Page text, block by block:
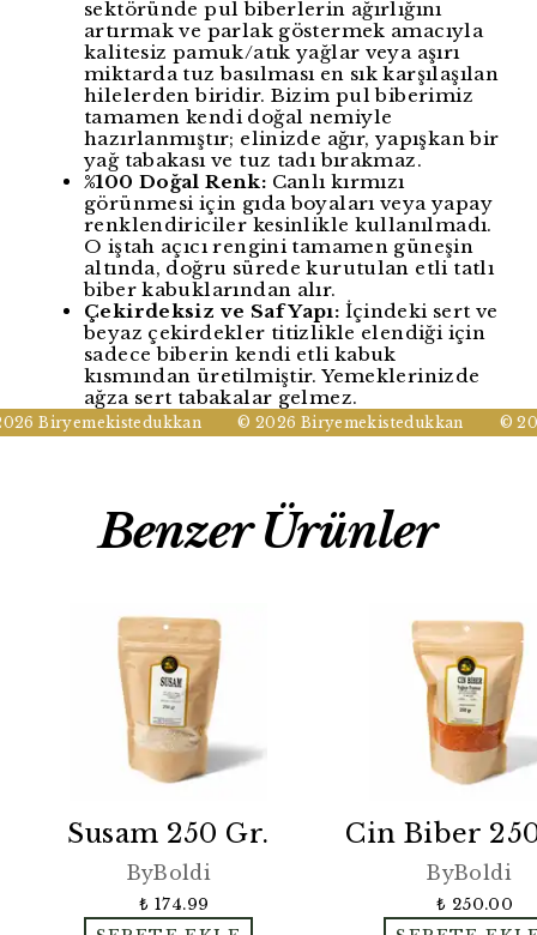
sektöründe pul biberlerin ağırlığını
artırmak ve parlak göstermek amacıyla
kalitesiz pamuk/atık yağlar veya aşırı
miktarda tuz basılması en sık karşılaşılan
hilelerden biridir. Bizim pul biberimiz
tamamen kendi doğal nemiyle
hazırlanmıştır; elinizde ağır, yapışkan bir
yağ tabakası ve tuz tadı bırakmaz.
%100 Doğal Renk: Canlı kırmızı
görünmesi için gıda boyaları veya yapay
renklendiriciler kesinlikle kullanılmadı.
O iştah açıcı rengini tamamen güneşin
altında, doğru sürede kurutulan etli tatlı
biber kabuklarından alır.
Çekirdeksiz ve Saf Yapı: İçindeki sert ve
beyaz çekirdekler titizlikle elendiği için
sadece biberin kendi etli kabuk
kısmından üretilmiştir. Yemeklerinizde
ağza sert tabakalar gelmez.
Biryemekistedukkan © 2026 Biryemekistedukkan ©
Benzer Ürünler
Susam 250 Gr.
ByBoldi
₺ 174.99
Cin Biber
ByBoldi
₺ 250.00